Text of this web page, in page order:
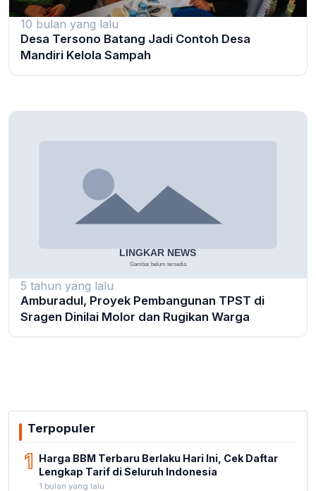
10 bulan yang lalu
Desa Tersono Batang Jadi Contoh Desa
Mandiri Kelola Sampah
5 tahun yang lalu
Amburadul, Proyek Pembangunan TPST di
Sragen Dinilai Molor dan Rugikan Warga
Terpopuler
1 Harga BBM Terbaru Berlaku Hari Ini, Cek Daftar
Lengkap Tarif di Seluruh Indonesia
1 bulan yang lalu